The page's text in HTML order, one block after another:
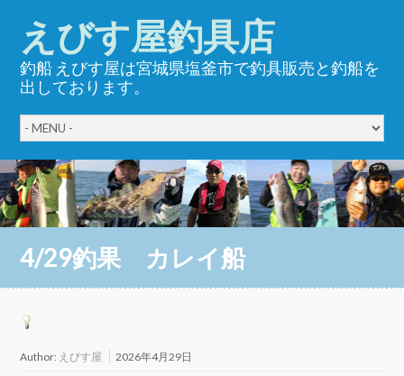
えびす屋釣具店
釣船 えびす屋は宮城県塩釜市で釣具販売と釣船を
出しております。
4/29釣果 カレイ船
Author: えびす屋 2026年4月29日